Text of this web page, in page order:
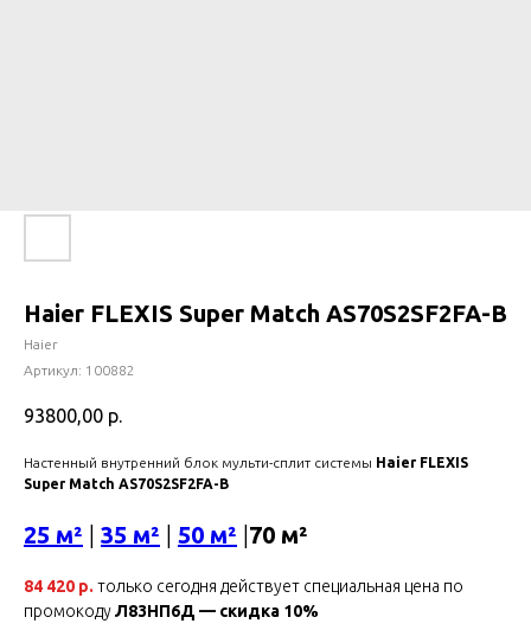
Haier FLEXIS Super Match AS70S2SF2FA-B
Haier
Артикул: 100882
93800,00 р.
Настенный внутренний блок мульти-сплит системы Haier FLEXIS
Super Match AS70S2SF2FA-B
25 м² 35 м² 50 м² 70 м²
84 420 р. только сегодня действует специальная цена по
промокодуЛ83НП6Д — скидка 10%